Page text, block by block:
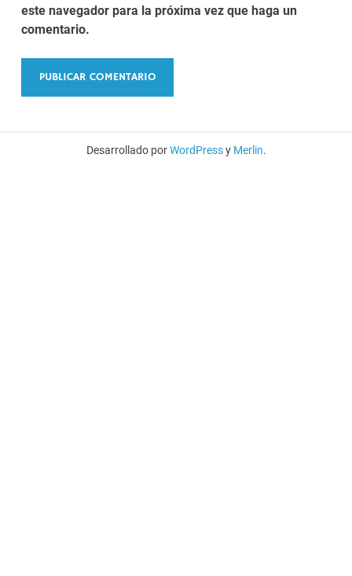
este navegador para la próxima vez que haga un
comentario.
Desarrollado porWordPressy Merlin.